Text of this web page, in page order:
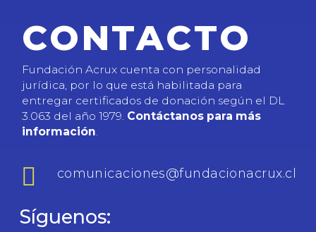
CONTACTO
Fundación Acrux cuenta con personalidad
jurídica, por lo que está habilitada para
entregar certificados de donación según el DL
3.063 del año 1979. Contáctanos para más
información.
 comunicaciones@fundacionacrux.cl
Síguenos: